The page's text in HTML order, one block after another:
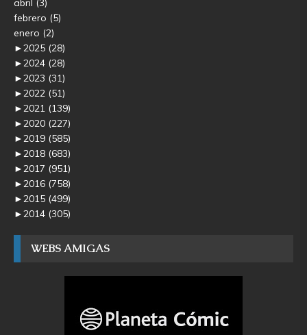
abril (3)
febrero (5)
enero (2)
►2025 (28)
►2024 (28)
►2023 (31)
►2022 (51)
►2021 (139)
►2020 (227)
►2019 (585)
►2018 (683)
►2017 (951)
►2016 (758)
►2015 (499)
►2014 (305)
WEBS AMIGAS